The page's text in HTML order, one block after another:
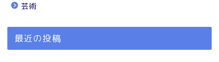
芸術
最近の投稿